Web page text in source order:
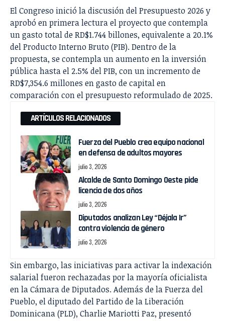
El Congreso inició la discusión del Presupuesto 2026 y
aprobó en primera lectura el proyecto que contempla
un gasto total de RD$1.744 billones, equivalente a 20.1%
del Producto Interno Bruto (PIB). Dentro de la
propuesta, se contempla un aumento en la inversión
pública hasta el 2.5% del PIB, con un incremento de
RD$7,354.6 millones en gasto de capital en
comparación con el presupuesto reformulado de 2025.
ARTÍCULOS RELACIONADOS
Fuerza del Pueblo crea equipo nacional
en defensa de adultos mayores
julio 3, 2026
Alcalde de Santo Domingo Oeste pide
licencia de dos años
julio 3, 2026
Diputados analizan Ley “Déjala Ir”
contra violencia de género
julio 3, 2026
Sin embargo, las iniciativas para activar la indexación
salarial fueron rechazadas por la mayoría oficialista
en la Cámara de Diputados. Además de la Fuerza del
Pueblo, el diputado del Partido de la Liberación
Dominicana (PLD), Charlie Mariotti Paz, presentó